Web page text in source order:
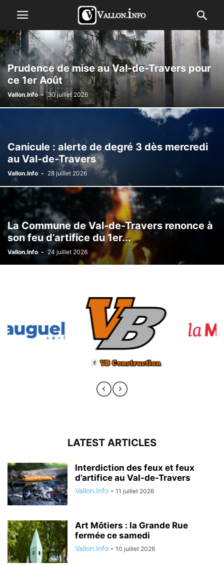
Prudence de mise au Val-de-Travers pour
ce 1er Août
Vallon.Info - 30 juillet 2026
Canicule : alerte de degré 3 dès mercredi
au Val-de-Travers
Vallon.Info - 28 juillet 2026
La Commune de Val-de-Travers renonce à
son feu d’artifice du 1er...
Vallon.Info - 24 juillet 2026
LATEST ARTICLES
Interdiction des feux et feux
d’artifice au Val-de-Travers
Vallon.Info - 11 juillet 2026
Art Môtiers : la Grande Rue
fermée ce samedi
Vallon.Info - 10 juillet 2026